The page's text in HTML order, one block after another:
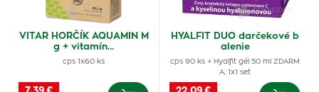
VITAR HORČÍK AQUAMIN M
g + vitamín…
cps 1x60 ks
HYALFIT DUO darčekové b
alenie
cps 90 ks + Hyalfit gél 50 ml ZDARM
A, 1x1 set